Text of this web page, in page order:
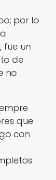
por lo
, fue un
de
no
que
con